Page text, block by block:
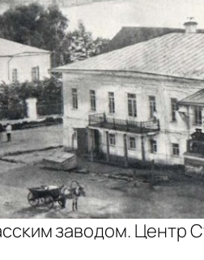
заводом. Центр